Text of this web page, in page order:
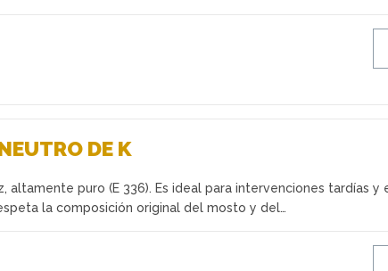
DE K
altamente puro (E 336). Es ideal para intervenciones tardías y
la composición original del mosto y del…